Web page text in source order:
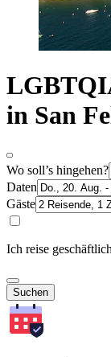
in San
Wo soll’s hingehen?
Daten
Gäste
Ich reise geschäftlich
Suchen